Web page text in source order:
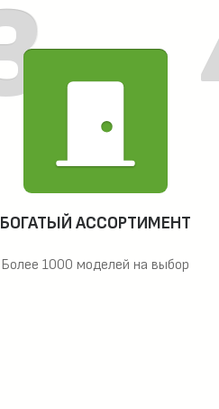
БОГАТЫЙ АССОРТИМЕНТ
Более 1000 моделей на выбор